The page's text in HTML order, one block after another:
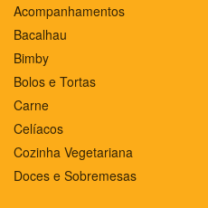
Acompanhamentos
Bacalhau
Bimby
Bolos e Tortas
Carne
Celíacos
Cozinha Vegetariana
Doces e Sobremesas